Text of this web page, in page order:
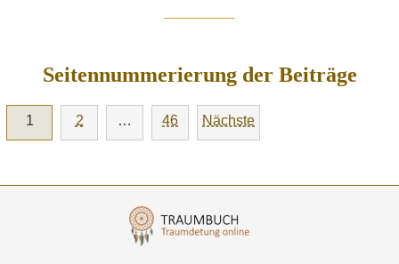
Seitennummerierung der Beiträge
1 2 … 46 Nächste